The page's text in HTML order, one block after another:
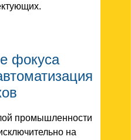
фокуса
промышленности
на